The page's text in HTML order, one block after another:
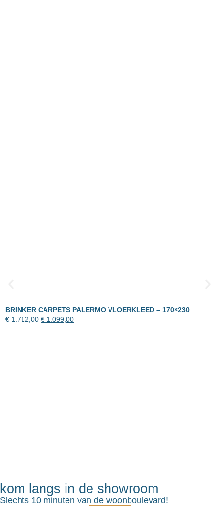
BRINKER CARPETS PALERMO VLOERKLEED – 170×230
€1.712,00 € 1.099,00
kom langs in de showroom
Slechts 10 minuten van de woonboulevard!